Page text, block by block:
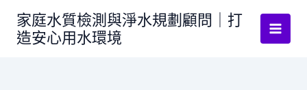
家庭水質檢測與淨水規劃顧問｜打
造安心用水環境